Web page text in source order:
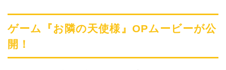
ゲーム『お隣の天使様』OPムービーが公
開！